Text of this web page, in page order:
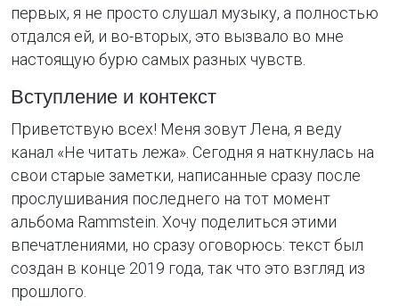
первых, я не просто слушал музыку, а полностью
отдался ей, и во-вторых, это вызвало во мне
настоящую бурю самых разных чувств.
Вступление и контекст
Приветствую всех! Меня зовут Лена, я веду
канал «Не читать лежа». Сегодня я наткнулась на
свои старые заметки, написанные сразу после
прослушивания последнего на тот момент
альбома Rammstein. Хочу поделиться этими
впечатлениями, но сразу оговорюсь: текст был
создан в конце 2019 года, так что это взгляд из
прошлого.